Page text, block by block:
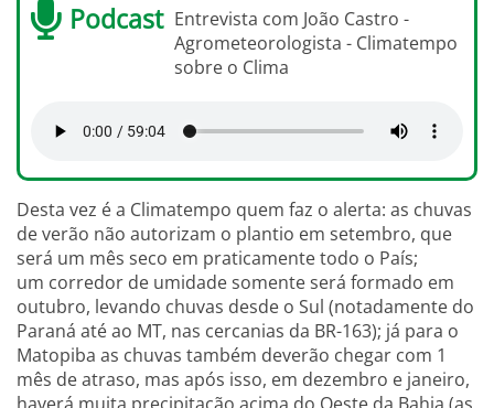
Podcast Entrevista com João Castro -
Agrometeorologista - Climatempo
sobre o Clima
Desta vez é a Climatempo quem faz o alerta: as chuvas
de verão não autorizam o plantio em setembro, que
será um mês seco em praticamente todo o País;
um corredor de umidade somente será formado em
outubro, levando chuvas desde o Sul (notadamente do
Paraná até ao MT, nas cercanias da BR-163); já para o
Matopiba as chuvas também deverão chegar com 1
mês de atraso, mas após isso, em dezembro e janeiro,